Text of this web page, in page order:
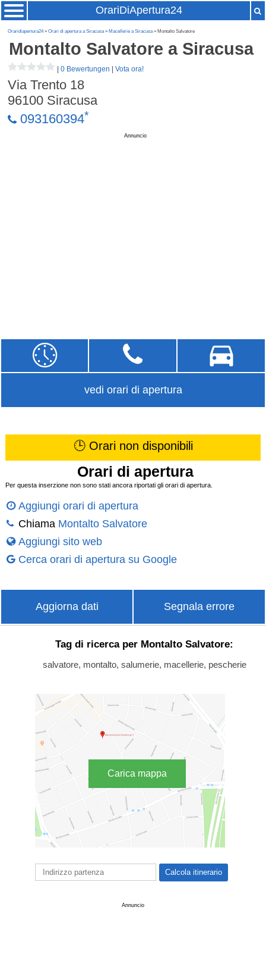
OrariDiApertura24
Oraridiapertura24»Orari di apertura a Siracusa» Macellerie a Siracusa» Montalto Salvatore
Montalto Salvatore a Siracusa
|0 Bewertungen |Vota ora!
Via Trento 18
96100 Siracusa
093160394*
Annuncio
vedi orari di apertura
🕒 Orari non disponibili
Orari di apertura
Per questa inserzione non sono stati ancora riportati gli orari di apertura.
Aggiungi orari di apertura
Chiama Montalto Salvatore
Aggiungi sito web
Cerca orari di apertura su Google
Aggiorna dati Segnala errore
Tag di ricerca per Montalto Salvatore:
salvatore, montalto, salumerie, macellerie, pescherie
Carica mappa
Annuncio